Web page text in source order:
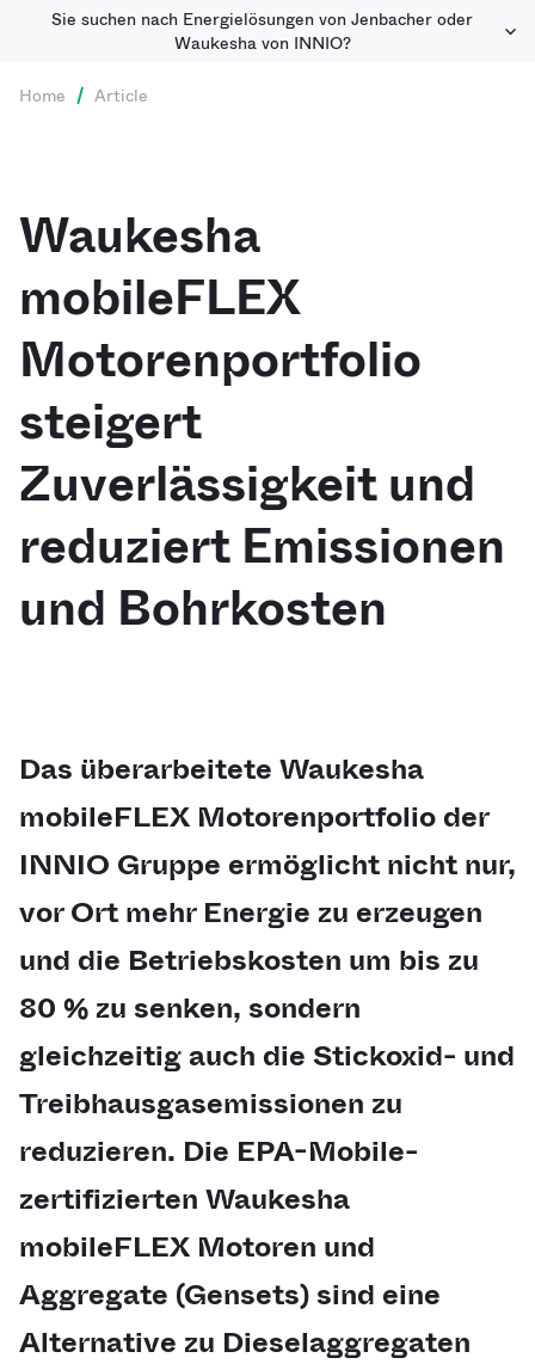
Sie suchen nach Energielösungen von Jenbacher oder
Waukesha von INNIO?
Home / Article
Waukesha
mobileFLEX
Motorenportfolio
steigert
Zuverlässigkeit und
reduziert Emissionen
und Bohrkosten
Das überarbeitete Waukesha
mobileFLEX Motorenportfolio der
INNIO Gruppe ermöglicht nicht nur,
vor Ort mehr Energie zu erzeugen
und die Betriebskosten um bis zu
80 % zu senken, sondern
gleichzeitig auch die Stickoxid- und
Treibhausgasemissionen zu
reduzieren. Die EPA-Mobile-
zertifizierten Waukesha
mobileFLEX Motoren und
Aggregate (Gensets) sind eine
Alternative zu Dieselaggregaten